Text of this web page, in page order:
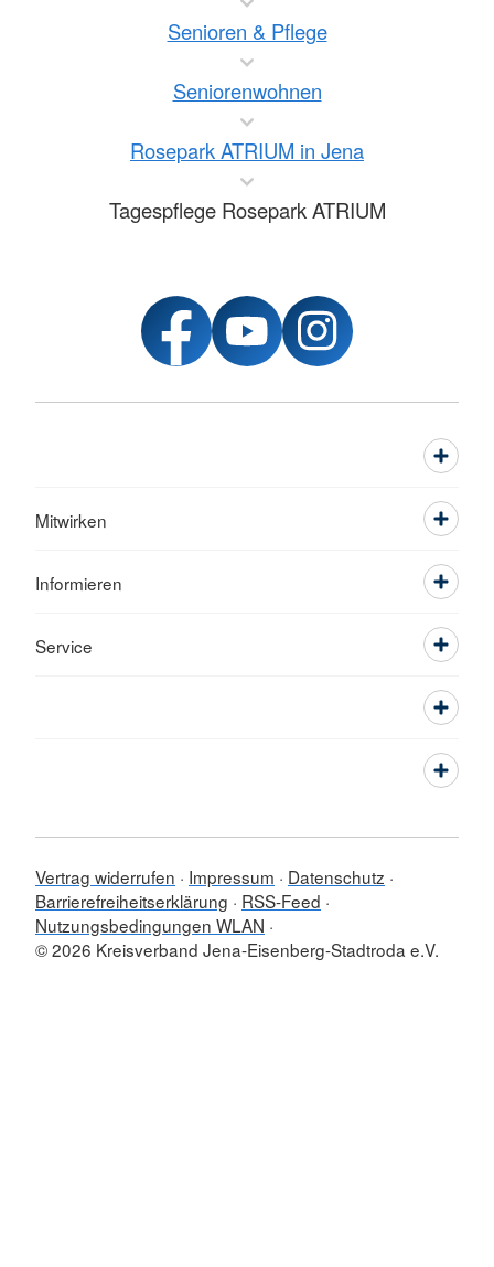
Senioren & Pflege
Seniorenwohnen
Rosepark ATRIUM in Jena
Tagespflege Rosepark ATRIUM
Mitwirken
Informieren
Service
Vertrag widerrufen Impressum
Datenschutz
Barrierefreiheitserklärung
RSS-Feed
Nutzungsbedingungen WLAN
© 2026 Kreisverband Jena-Eisenberg-Stadtroda e.V.